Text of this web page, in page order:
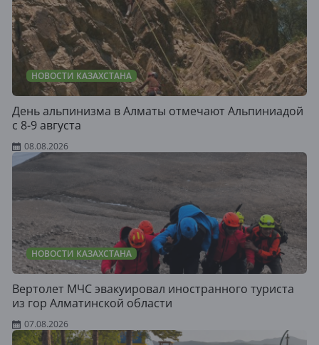
НОВОСТИ КАЗАХСТАНА
День альпинизма в Алматы отмечают Альпиниадой
с 8-9 августа
08.08.2026
НОВОСТИ КАЗАХСТАНА
Вертолет МЧС эвакуировал иностранного туриста
из гор Алматинской области
07.08.2026